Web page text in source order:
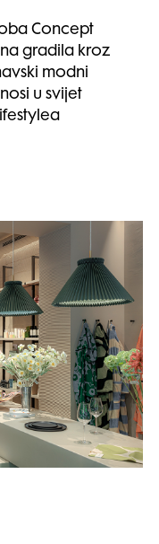
Concept
gradila kroz
modni
u svijet